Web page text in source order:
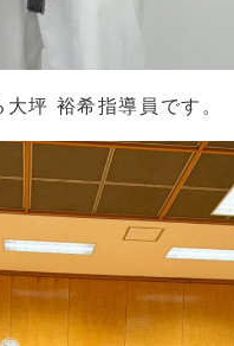
坪 裕希指導員です。